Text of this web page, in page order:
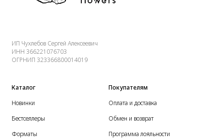
ИП Чухлебов Сергей Алексеевич
ИНН 366221076703
ОГРНИП 323366800014019
Каталог
Новинки
Бестселлеры
Форматы
Покупателям
Оплата и доставка
Обмен и возврат
Программа лояльности